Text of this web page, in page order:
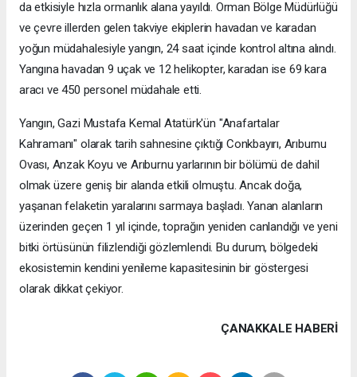
da etkisiyle hızla ormanlık alana yayıldı. Orman Bölge Müdürlüğü
ve çevre illerden gelen takviye ekiplerin havadan ve karadan
yoğun müdahalesiyle yangın, 24 saat içinde kontrol altına alındı.
Yangına havadan 9 uçak ve 12 helikopter, karadan ise 69 kara
aracı ve 450 personel müdahale etti.
Yangın, Gazi Mustafa Kemal Atatürk'ün "Anafartalar
Kahramanı" olarak tarih sahnesine çıktığı Conkbayırı, Arıburnu
Ovası, Anzak Koyu ve Arıburnu yarlarının bir bölümü de dahil
olmak üzere geniş bir alanda etkili olmuştu. Ancak doğa,
yaşanan felaketin yaralarını sarmaya başladı. Yanan alanların
üzerinden geçen 1 yıl içinde, toprağın yeniden canlandığı ve yeni
bitki örtüsünün filizlendiği gözlemlendi. Bu durum, bölgedeki
ekosistemin kendini yenileme kapasitesinin bir göstergesi
olarak dikkat çekiyor.
ÇANAKKALE HABERİ